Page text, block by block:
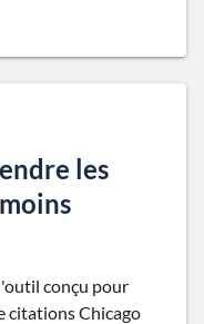
les
conçu pour
citations Chicago